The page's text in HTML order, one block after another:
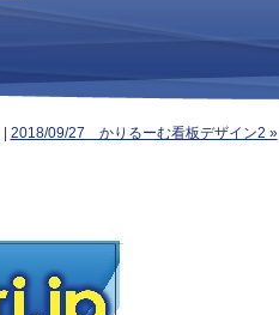
2018/09/27 かりるーむ看板デザイン2 »